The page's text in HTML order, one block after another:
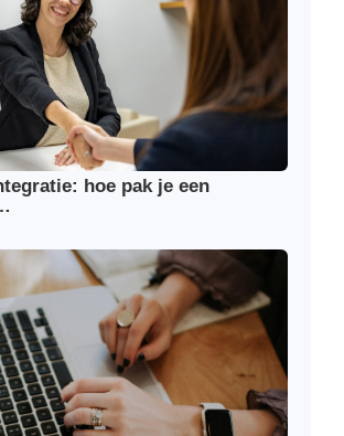
hoe pak je een